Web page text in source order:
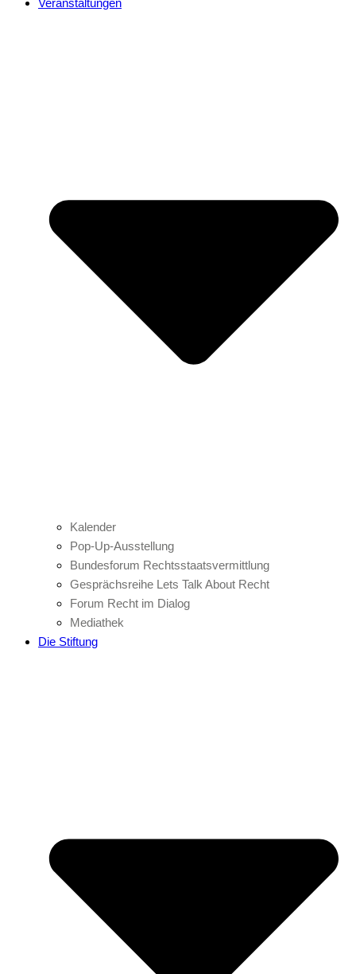
Veranstaltungen
Kalender
Pop-Up-Ausstellung
Bundesforum Rechtsstaatsvermittlung
Gesprächsreihe Lets Talk About Recht
Forum Recht im Dialog
Mediathek
Die Stiftung